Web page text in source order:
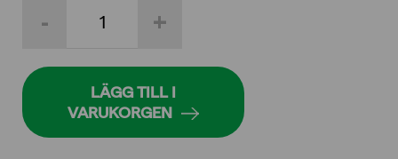
+
Plyo
Box
-
LÄGG TILL I
VARUKORGEN